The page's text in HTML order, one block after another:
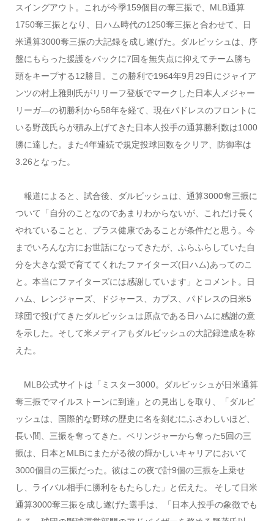
スイングアウト。これが今季159個目の奪三振で、MLB通算
1750奪三振となり、日ハム時代の1250奪三振と合わせて、日
米通算3000奪三振の大記録を成し遂げた。ダルビッシュは、序
盤にもらった援護をバックに7回を無失点に抑えてチーム勝ち
頭をキープする12勝目。この勝利で1964年9月29日にジャイア
ンツの村上雅則氏がリリーフ登板でマークした日本人メジャー
リーガ―の初勝利から58年を経て、現在パドレスのフロントに
いる野茂氏らが積み上げてきた日本人投手の通算勝利数は1000
勝に達した。また4年連続で規定投球回数をクリア、防御率は
3.26となった。
報道によると、試合後、ダルビッシュは、通算3000奪三振に
ついて「自分のことなのであまりわからないが、これだけ長く
やれていることと、プラス健康であることが条件だと思う。今
までいろんな方にお世話になってきたが、ふらふらしていた自
分を大きな愛で育ててくれたファイターズ(日ハム)あってのこ
と。本当にファイターズには感謝しています」とコメント。日
ハム、レンジャーズ、ドジャース、カブス、パドレスの日米5
球団で投げてきたダルビッシュは原点である日ハムに感謝の意
を示した。そして米メディアもダルビッシュの大記録達成を称
えた。
MLB公式サイトは「ミスター3000。ダルビッシュが日米通算
奪三振でマイルストーンに到達」との見出しを取り、「ダルビ
ッシュは、国際的な野球の歴史に名を刻むにふさわしいほど、
長い間、三振を奪ってきた。ベリンジャーから奪った5回の三
振は、日本とMLBにまたがる彼の輝かしいキャリアにおいて
3000個目の三振だった。彼はこの夜で計9個の三振を上乗せ
し、ライバル相手に勝利をもたらした」と伝えた。 そして日米
通算3000奪三振を成し遂げた選手は、「日本人投手の象徴でも